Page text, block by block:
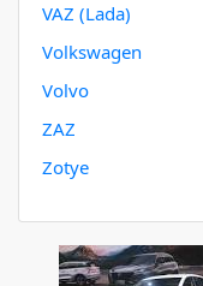
VAZ (Lada)
Volkswagen
Volvo
ZAZ
Zotye